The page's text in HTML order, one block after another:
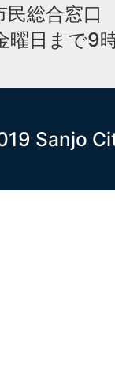
民総合窓口
曜日まで9
Sanjo